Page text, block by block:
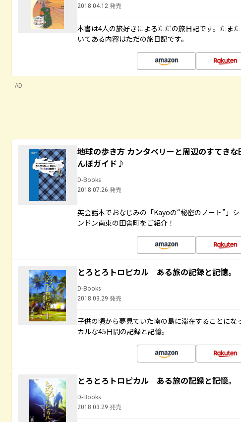
2018.04.12 発売
本書は4人の旅好きによるただの旅日記です。たま
いてある内容はただの旅日記です。
AD
地球の歩き方 カンタベリーと周辺のすてき
んぽガイド♪
D-Books
2018.07.26 発売
英会話本でおなじみの「Kayoの“秘密のノート”」
ンドン南東の田舎町をご紹介！
とろとろトロピカル ある旅の記録と記憶
D-Books
2018.03.29 発売
子供の頃から夢見ていた南の島に滞在することに
カルな45日間の記録と記憶。
とろとろトロピカル ある旅の記録と記憶
D-Books
2018.03.29 発売